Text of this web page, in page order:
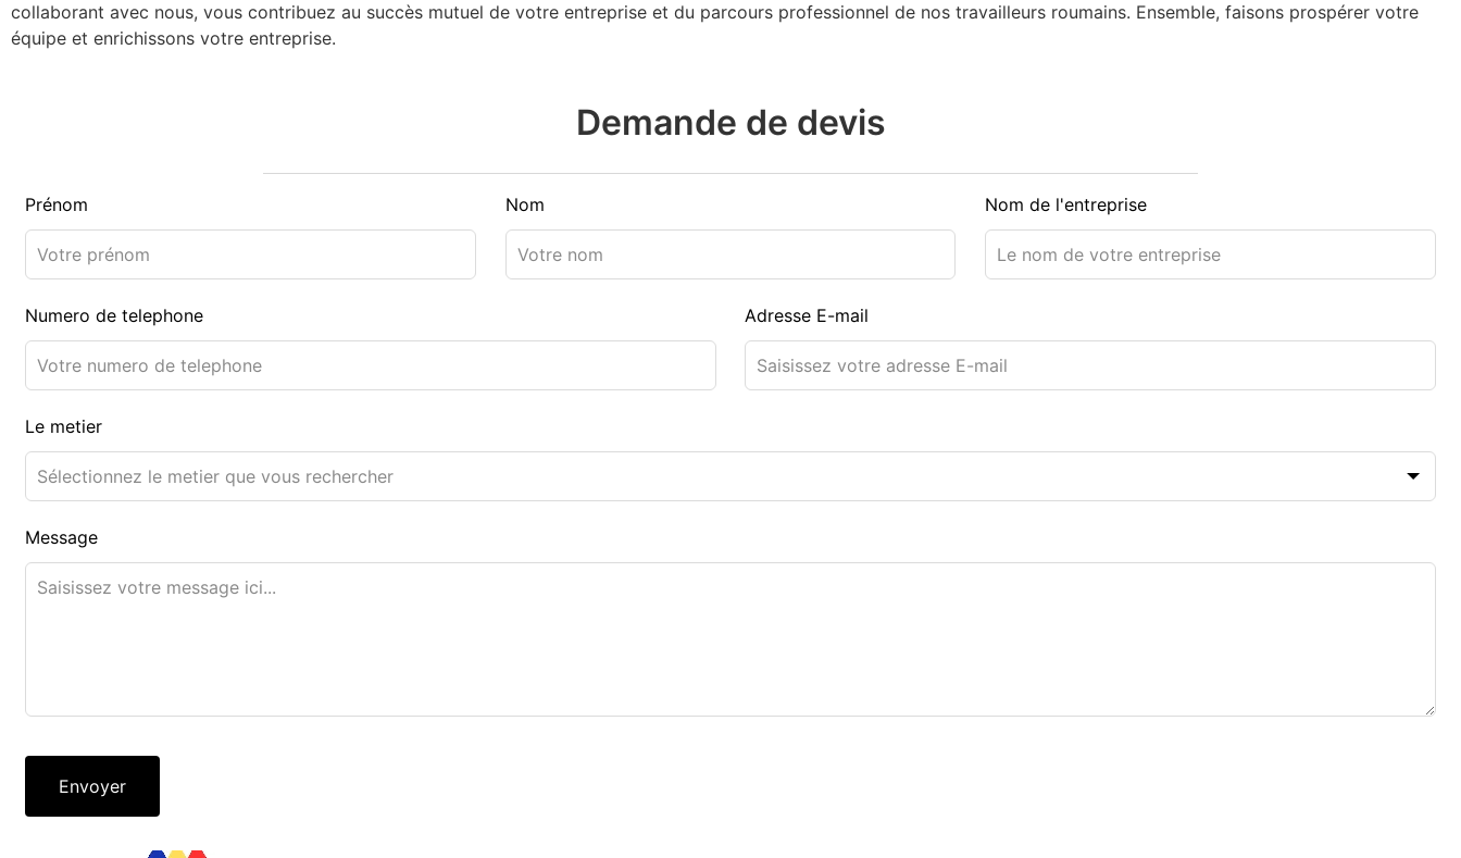
collaborant avec nous, vous contribuez au succès mutuel de votre entreprise et du parcours professionnel de nos travailleurs roumains. Ensemble, faisons prospérer votre
équipe et enrichissons votre entreprise.
Demande de devis
Prénom Nom Nom de l'entreprise
Numero de telephone Adresse E-mail
Le metier
Message
Envoyer